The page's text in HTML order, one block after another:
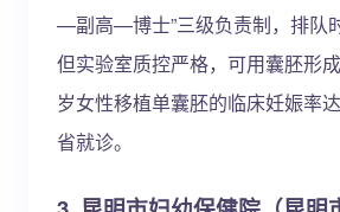
—副高—博士”三级负责制，排队
但实验室质控严格，可用囊胚形
岁女性移植单囊胚的临床妊娠率
省就诊。